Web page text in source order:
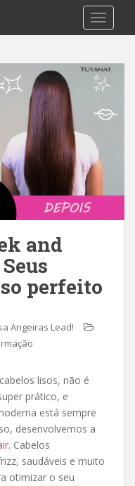
and
perfeito
Angeiras Lead!
lisos, não é
prático, e
está sempre
desenvolvemos a
. Cabelos
saudáveis e muito
otimizar o seu